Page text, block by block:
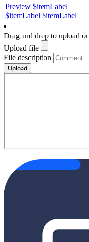
Preview $itemLabel
$itemLabel $itemLabel
Drag and drop to upload or
Upload file
File description